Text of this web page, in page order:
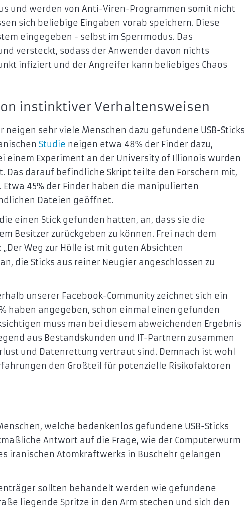
und werden von Anti-Viren-Programmen somit nicht
sich beliebige Eingaben vorab speichern. Diese
eingegeben - selbst im Sperrmodus. Das
versteckt, sodass der Anwender davon nichts
infiziert und der Angreifer kann beliebiges Chaos
instinktiver Verhaltensweisen
sehr viele Menschen dazu gefundene USB-Sticks
Studie neigen etwa 48% der Finder dazu,
einem Experiment an der University of Illionois wurden
Das darauf befindliche Skript teilte den Forschern mit,
45% der Finder haben die manipulierten
Dateien geöffnet.
einen Stick gefunden hatten, an, dass sie die
Besitzer zurückgeben zu können. Frei nach dem
Weg zur Hölle ist mit guten Absichten
die Sticks aus reiner Neugier angeschlossen zu
unserer Facebook-Community zeichnet sich ein
haben angegeben, schon einmal einen gefunden
muss man bei diesem abweichenden Ergebnis
aus Bestandskunden und IT-Partnern zusammen
und Datenrettung vertraut sind. Demnach ist wohl
den Großteil für potenzielle Risikofaktoren
welche bedenkenlos gefundene USB-Sticks
Antwort auf die Frage, wie der Computerwurm
iranischen Atomkraftwerks in Buschehr gelangen
sollten behandelt werden wie gefundene
liegende Spritze in den Arm stechen und sich den